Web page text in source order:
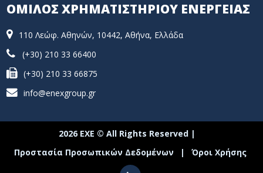
ΟΜΙΛΟΣ ΧΡΗΜΑΤΙΣΤΗΡΙΟΥ ΕΝΕΡΓΕΙΑΣ
110 Λεώφ. Αθηνών, 10442, Αθήνα, Ελλάδα
(+30) 210 33 66400
(+30) 210 33 66875
info@enexgroup.gr
2026 ΕΧΕ © All Rights Reserved |
Προστασία Προσωπικών Δεδομένων
| Όροι Χρήσης